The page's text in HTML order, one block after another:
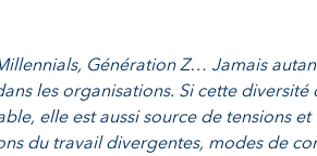
Génération Z… Jamais
les organisations. Si cette diversité
elle est aussi source de tensions et
du travail divergentes, modes de